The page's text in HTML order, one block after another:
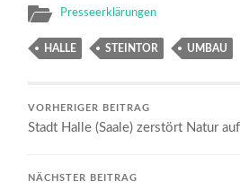
Presseerklärungen
HALLE STEINTOR UMBAU
VORHERIGER BEITRAG
Stadt Halle (Saale) zerstört Natur
NÄCHSTER BEITRAG